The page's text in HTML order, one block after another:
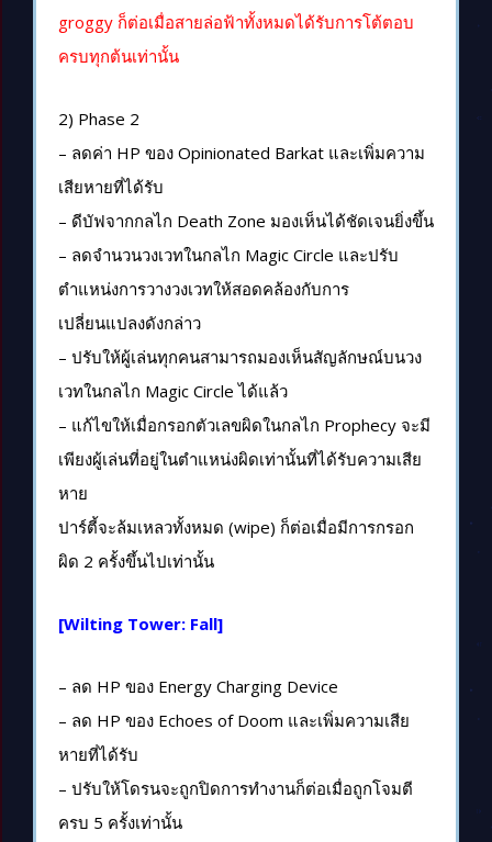
groggy ก็ต่อเมื่อสายล่อฟ้าทั้งหมดได้รับการโต้ตอบ
ครบทุกต้นเท่านั้น
2) Phase 2
– ลดค่า HP ของ Opinionated Barkat และเพิ่มความ
เสียหายที่ได้รับ
– ดีบัฟจากกลไก Death Zone มองเห็นได้ชัดเจนยิ่งขึ้น
– ลดจำนวนวงเวทในกลไก Magic Circle และปรับ
ตำแหน่งการวางวงเวทให้สอดคล้องกับการ
เปลี่ยนแปลงดังกล่าว
– ปรับให้ผู้เล่นทุกคนสามารถมองเห็นสัญลักษณ์บนวง
เวทในกลไก Magic Circle ได้แล้ว
– แก้ไขให้เมื่อกรอกตัวเลขผิดในกลไก Prophecy จะมี
เพียงผู้เล่นที่อยู่ในตำแหน่งผิดเท่านั้นที่ได้รับความเสีย
หาย
ปาร์ตี้จะล้มเหลวทั้งหมด (wipe) ก็ต่อเมื่อมีการกรอก
ผิด 2 ครั้งขึ้นไปเท่านั้น
[Wilting Tower: Fall]
– ลด HP ของ Energy Charging Device
– ลด HP ของ Echoes of Doom และเพิ่มความเสีย
หายที่ได้รับ
– ปรับให้โดรนจะถูกปิดการทำงานก็ต่อเมื่อถูกโจมตี
ครบ 5 ครั้งเท่านั้น